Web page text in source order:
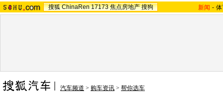
搜狐 ChinaRen 17173 焦点房地产 搜狗 新闻 -
汽车频道 > 购车资讯 > 帮你选车